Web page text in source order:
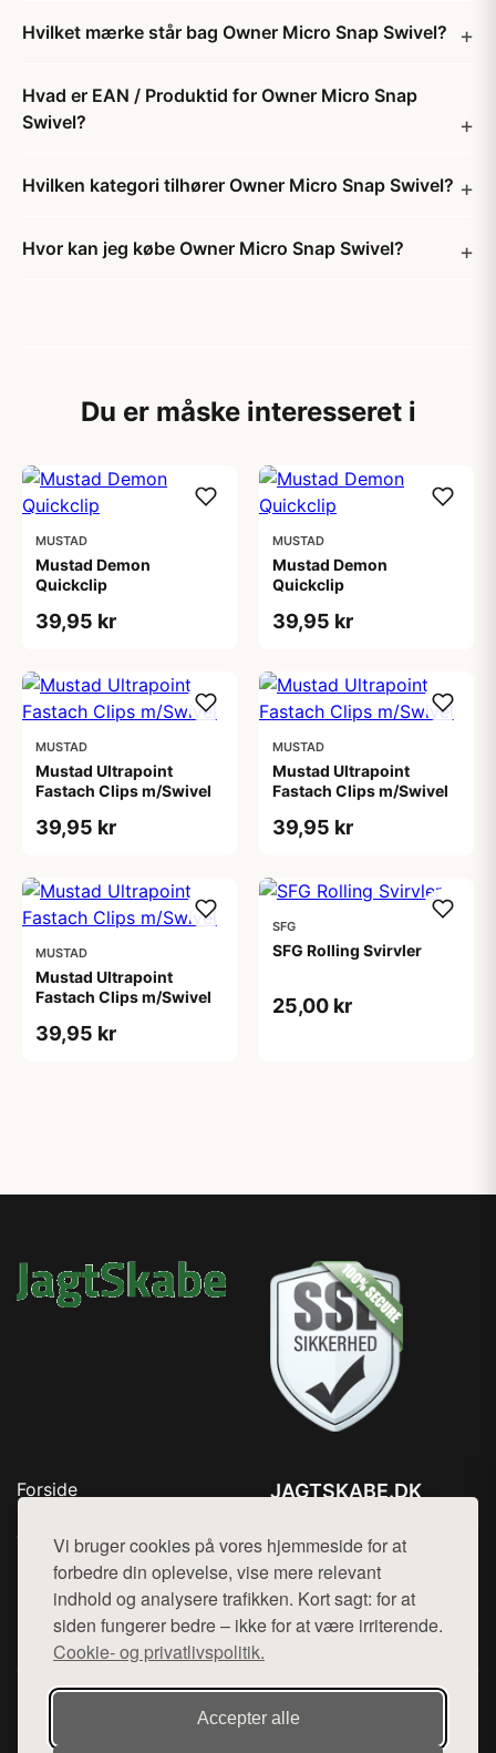
Vi bruger cookies på vores hjemmeside for at
forbedre din oplevelse, vise mere relevant
indhold og analysere trafikken. Kort sagt: for at
siden fungerer bedre – ikke for at være irriterende.
Cookie- og privatlivspolitik.
Accepter alle
Hvilket mærke står bag Owner Micro Snap Swivel?
Hvad er EAN / Produktid for Owner Micro Snap
Swivel?
Hvilken kategori tilhører Owner Micro Snap Swivel?
Hvor kan jeg købe Owner Micro Snap Swivel?
Du er måske interesseret i
MUSTAD
Mustad Demon
Quickclip
39,95 kr
MUSTAD
Mustad Demon
Quickclip
39,95 kr
MUSTAD
Mustad Ultrapoint
Fastach Clips m/Swivel
39,95 kr
MUSTAD
Mustad Ultrapoint
Fastach Clips m/Swivel
39,95 kr
MUSTAD
Mustad Ultrapoint
Fastach Clips m/Swivel
39,95 kr
SFG
SFG Rolling Svirvler
25,00 kr
Forside
Top Rabatter
Blog
Kontakt
JAGTSKABE.DK
Mail: hej@want.dk
Cookie- og privatlivspolitik
Denne side er en del af want.dk, der udgiver en række
hjemmesider med præsentation af forskellige produkter fra